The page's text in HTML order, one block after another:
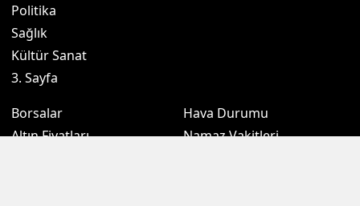
Politika
Sağlık
Kültür Sanat
3. Sayfa
Borsalar
Altın Fiyatları
Hava Durumu
Namaz Vakitleri